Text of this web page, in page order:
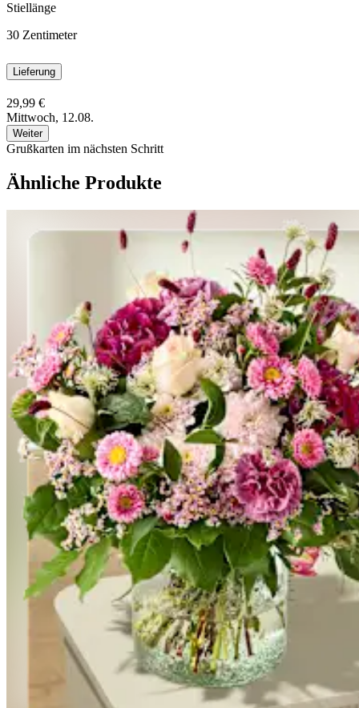
Stiellänge
30 Zentimeter
Lieferung
29,99 €
Mittwoch, 12.08.
Weiter
Grußkarten im nächsten Schritt
Ähnliche Produkte